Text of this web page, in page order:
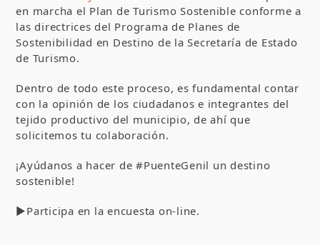
en marcha el Plan de Turismo Sostenible conforme a
las directrices del Programa de Planes de
Sostenibilidad en Destino de la Secretaría de Estado
de Turismo.
Dentro de todo este proceso, es fundamental contar
con la opinión de los ciudadanos e integrantes del
tejido productivo del municipio, de ahí que
solicitemos tu colaboración.
¡Ayúdanos a hacer de #PuenteGenil un destino
sostenible!
▶Participa en la encuesta on-line.